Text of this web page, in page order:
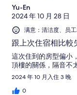
Yu-En
2024 年 10 月 28 日
满意：清洁度、员
跟上次住宿相比較
這次住到的房型偏小
頂樓的關係，隔音不
2024 年 10 月入住 3 晚
0